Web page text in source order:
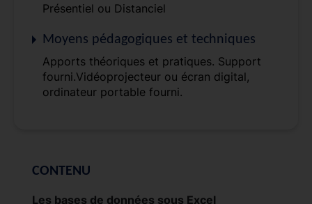
Présentiel ou Distanciel
Moyens pédagogiques et techniques
Apports théoriques et pratiques. Support
fourni.Vidéoprojecteur ou écran digital,
ordinateur portable fourni.
CONTENU
Les bases de données sous Excel